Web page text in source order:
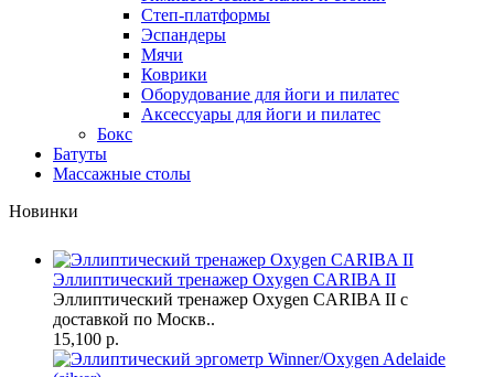
Степ-платформы
Эспандеры
Мячи
Коврики
Оборудование для йоги и пилатес
Аксессуары для йоги и пилатес
Бокс
Батуты
Массажные столы
Новинки
Эллиптический тренажер Oxygen CARIBA II
Эллиптический тренажер Oxygen CARIBA II с
доставкой по Москв..
15,100 р.